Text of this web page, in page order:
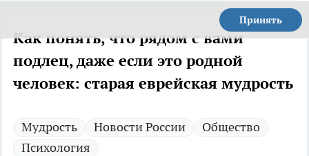
Принять
Как понять, что рядом с вами
подлец, даже если это родной
человек: старая еврейская мудрость
Мудрость Новости России
Общество
Психология